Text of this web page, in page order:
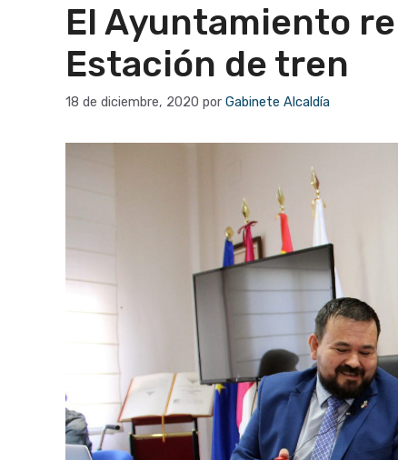
El Ayuntamiento
Estación de tren
18 de diciembre, 2020 por Gabinete Alcaldía